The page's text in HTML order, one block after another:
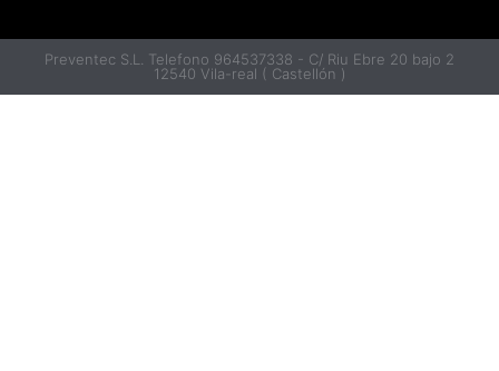
Preventec S.L. Telefono 964537338 - C/ Riu Ebre 20 bajo 2
12540 Vila-real ( Castellón )